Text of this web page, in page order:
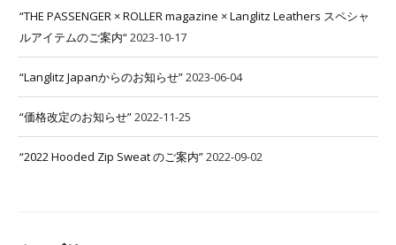
“THE PASSENGER × ROLLER magazine × Langlitz Leathers スペシャ
ルアイテムのご案内“2023-10-17
“Langlitz Japanからのお知らせ”2023-06-04
“価格改定のお知らせ”2022-11-25
“2022 Hooded Zip Sweat のご案内”2022-09-02